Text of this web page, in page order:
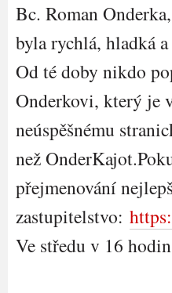
Bc. Roman
byla rychlá, hladká
Od té doby nikdo
Onderkovi, který je
neúspěšnému
než
přejmenování
zastupitelstvo:
Ve středu v 16